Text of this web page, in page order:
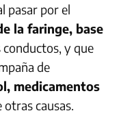
pasar por el
la faringe, base
y que
de
medicamentos
otras causas.